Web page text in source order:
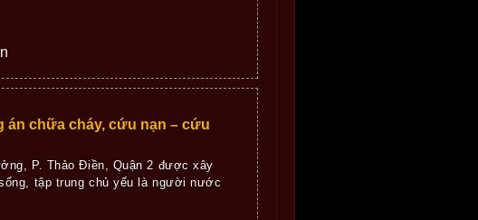
án chữa cháy, cứu nạn – cứu
P. Thảo Điền, Quận 2 được xây
tập trung chủ yếu là người nước